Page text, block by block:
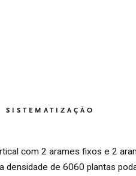
SISTEMATIZAÇÃO
com 2 arames fixos e 2
densidade de 6060 plantas